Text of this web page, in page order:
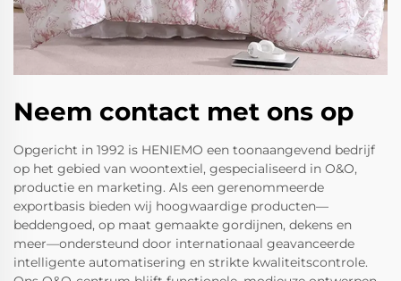
Neem contact met ons op
Opgericht in 1992 is HENIEMO een toonaangevend bedrijf
op het gebied van woontextiel, gespecialiseerd in O&O,
productie en marketing. Als een gerenommeerde
exportbasis bieden wij hoogwaardige producten—
beddengoed, op maat gemaakte gordijnen, dekens en
meer—ondersteund door internationaal geavanceerde
intelligente automatisering en strikte kwaliteitscontrole.